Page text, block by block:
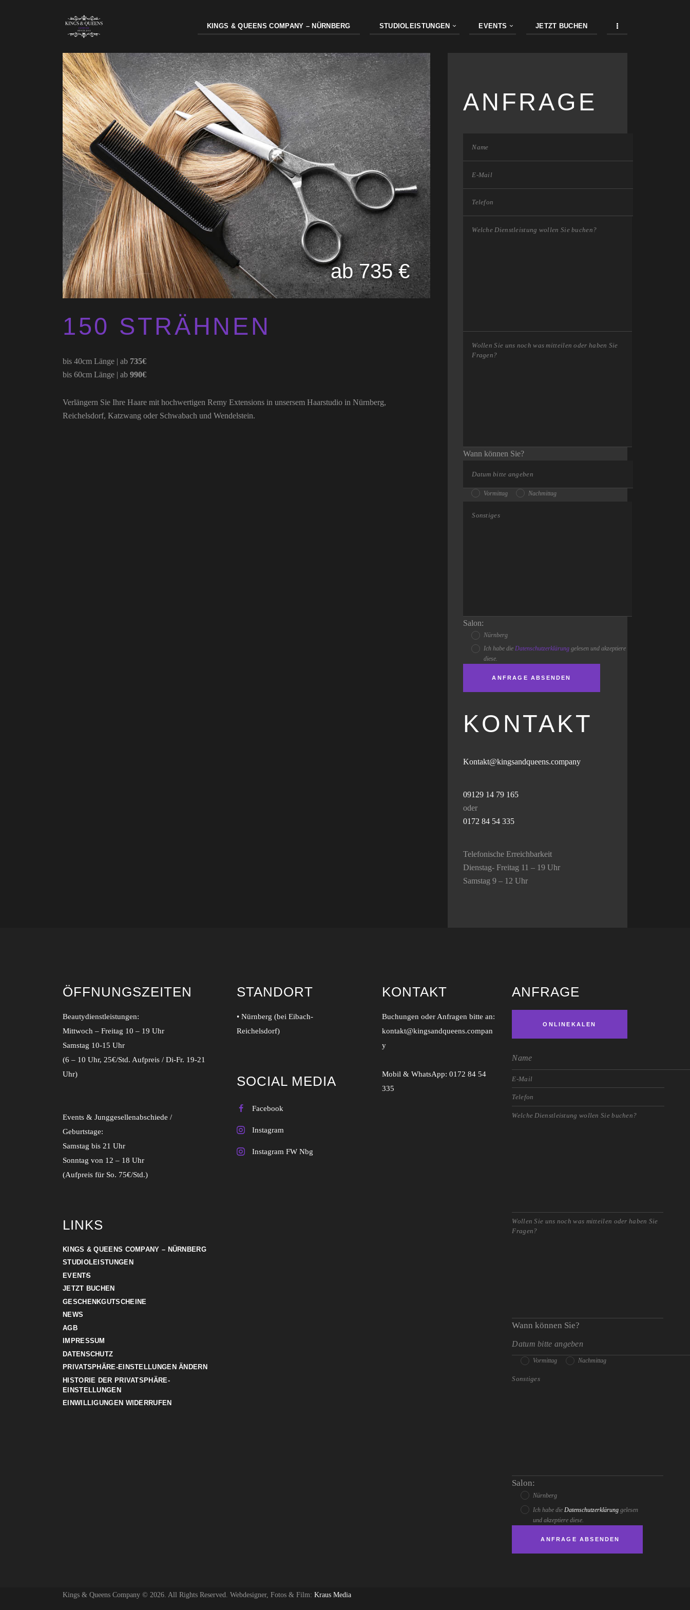
KINGS & QUEENS COMPANY – NÜRNBERG STUDIOLEISTUNGEN EVENTS JETZT BUCHEN
ab 735 €
150 STRÄHNEN
bis 40cm Länge | ab 735€
bis 60cm Länge | ab 990€
Verlängern Sie Ihre Haare mit hochwertigen Remy Extensions in unsersem Haarstudio in Nürnberg,
Reichelsdorf, Katzwang oder Schwabach und Wendelstein.
ANFRAGE
Wann können Sie?
Vormittag Nachmittag
Salon:
Nürnberg
Ich habe dieDatenschutzerklärung gelesen und akzeptiere
diese.
KONTAKT
Kontakt@kingsandqueens.company
09129 14 79 165
oder
0172 84 54 335
Telefonische Erreichbarkeit
Dienstag- Freitag 11 – 19 Uhr
Samstag 9 – 12 Uhr
ÖFFNUNGSZEITEN
Beautydienstleistungen:
Mittwoch – Freitag 10 – 19 Uhr
Samstag 10-15 Uhr
(6 – 10 Uhr, 25€/Std. Aufpreis / Di-Fr. 19-21
Uhr)
Events & Junggesellenabschiede /
Geburtstage:
Samstag bis 21 Uhr
Sonntag von 12 – 18 Uhr
(Aufpreis für So. 75€/Std.)
LINKS
KINGS & QUEENS COMPANY – NÜRNBERG
STUDIOLEISTUNGEN
EVENTS
JETZT BUCHEN
GESCHENKGUTSCHEINE
NEWS
AGB
IMPRESSUM
DATENSCHUTZ
PRIVATSPHÄRE-EINSTELLUNGEN ÄNDERN
HISTORIE DER PRIVATSPHÄRE-
EINSTELLUNGEN
EINWILLIGUNGEN WIDERRUFEN
STANDORT
• Nürnberg (bei Eibach-
Reichelsdorf)
SOCIAL MEDIA
Facebook
Instagram
Instagram FW Nbg
KONTAKT
Buchungen oder Anfragen bitte an:
kontakt@kingsandqueens.compan
y
Mobil & WhatsApp: 0172 84 54
335
ANFRAGE
ONLINEKALEN
Wann können Sie?
Vormittag Nachmittag
Salon:
Nürnberg
Ich habe dieDatenschutzerklärung gelesen
und akzeptiere diese.
Kings & Queens Company © 2026. All Rights Reserved. Webdesigner, Fotos & Film: Kraus Media